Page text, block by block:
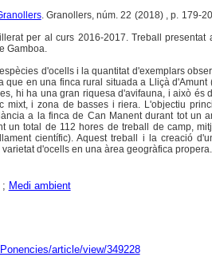
. Granollers, núm. 22 (2018) , p. 179-
per al curs 2016-2017. Treball presentat
Gamboa.
d'ocells i la quantitat d'exemplars
que en una finca rural situada a Lliçà d'Amunt
hi ha una gran riquesa d'avifauna, i això és
mixt, i zona de basses i riera. L'objectiu
a la finca de Can Manent durant tot un
un total de 112 hores de treball de camp,
científic). Aquest treball i la creació
d'ocells en una àrea geogràfica propera.
; Medi ambient
article/view/349228